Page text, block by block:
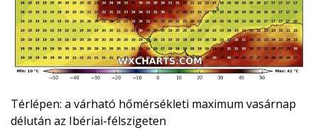
Térlépen: a várható hőmérsékleti maximum vasárnap
délután az Ibériai-félszigeten